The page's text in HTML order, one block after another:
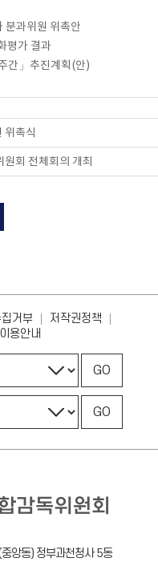
분과위원 위촉안
평가 결과
간」추진계획(안)
위촉식
회 전체회의 개최
거부
저작권정책
이용안내
GO
GO
앙동) 정부과천청사 5동